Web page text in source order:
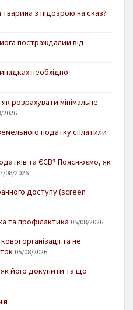
з підозрою на сказ?
постраждалим від
необхідно
розрахувати мінімальне
2026
податку сплатили
та ЄСВ? Пояснюємо, як
08/2026
доступу (screen
та профілактика 05/08/2026
організації та не
05/08/2026
як його докупити та що